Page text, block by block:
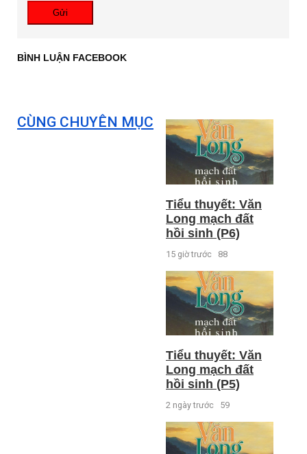
Gửi
BÌNH LUẬN FACEBOOK
CÙNG CHUYÊN MỤC
Tiểu thuyết: Văn
Long mạch đất
hồi sinh (P6)
15 giờ trước 88
Tiểu thuyết: Văn
Long mạch đất
hồi sinh (P5)
2 ngày trước 59